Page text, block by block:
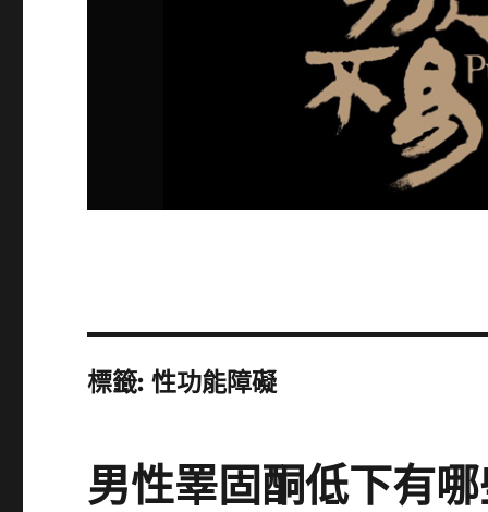
標籤:性功能障礙
男性睪固酮低下有